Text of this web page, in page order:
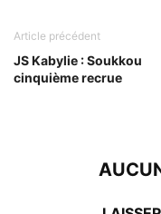
Article précédent
JS Kabylie : Soukkou
cinquième recrue